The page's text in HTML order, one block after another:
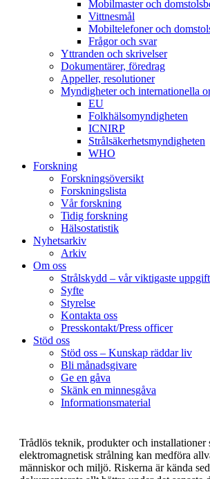
Mobilmaster och
Vittnesmål
Mobiltelefoner och
Frågor och svar
Yttranden och skrivelser
Dokumentärer, föredrag
Appeller, resolutioner
Myndigheter och internationella
EU
Folkhälsomyndigheten
ICNIRP
Strålsäkerhetsmyndigheten
WHO
Forskning
Forskningsöversikt
Forskningslista
Vår forskning
Tidig forskning
Hälsostatistik
Nyhetsarkiv
Arkiv
Om oss
Strålskydd – vår viktigaste uppgift
Syfte
Styrelse
Kontakta oss
Presskontakt/Press officer
Stöd oss
Stöd oss – Kunskap räddar liv
Bli månadsgivare
Ge en gåva
Skänk en minnesgåva
Informationsmaterial
Trådlös teknik, produkter och installationer
elektromagnetisk strålning kan medföra
människor och miljö. Riskerna är kända